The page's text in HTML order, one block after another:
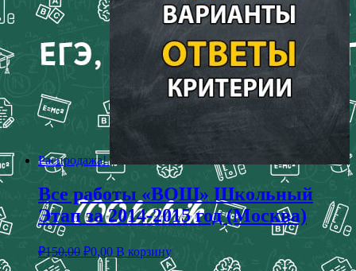
Распродажа!
Все работы «ВОШ» Школьный
Этап за 2014-2015 год (Москва)
₽150,00 ₽0,00 В корзину